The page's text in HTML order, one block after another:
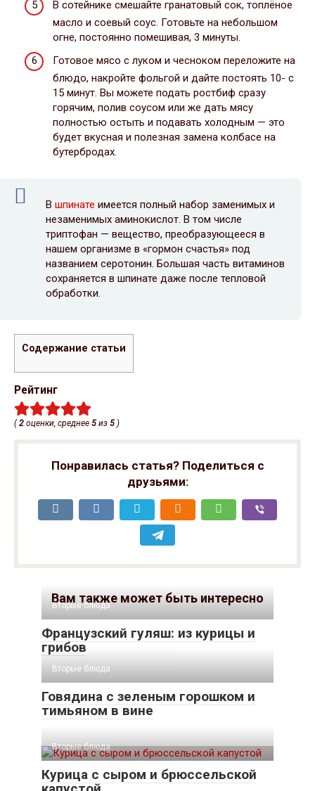
В сотейнике смешайте гранатовый сок, топлёное
масло и соевый соус. Готовьте на небольшом
огне, постоянно помешивая, 3 минуты.
Готовое мясо с луком и чесноком переложите на
блюдо, накройте фольгой и дайте постоять 10- с
15 минут. Вы можете подать ростбиф сразу
горячим, полив соусом или же дать мясу
полностью остыть и подавать холодным — это
будет вкусная и полезная замена колбасе на
бутербродах.
В шпинате имеется полный набор заменимых и
незаменимых аминокислот. В том числе
триптофан — вещество, преобразующееся в
нашем организме в «гормон счастья» под
названием серотонин. Большая часть витаминов
сохраняется в шпинате даже после тепловой
обработки.
Содержание статьи
Рейтинг
( 2 оценки, среднее 5 из 5 )
Понравилась статья? Поделиться с
друзьями:
Вам также может быть интересно
Вторые блюда
Французский гуляш: из курицы и
грибов
Вторые блюда
Говядина с зеленым горошком и
тимьяном в вине
Вторые блюда
Курица с сыром и брюссельской